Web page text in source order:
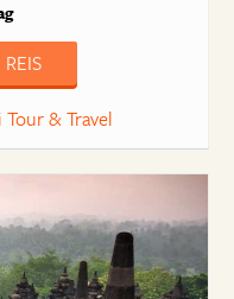
& Travel